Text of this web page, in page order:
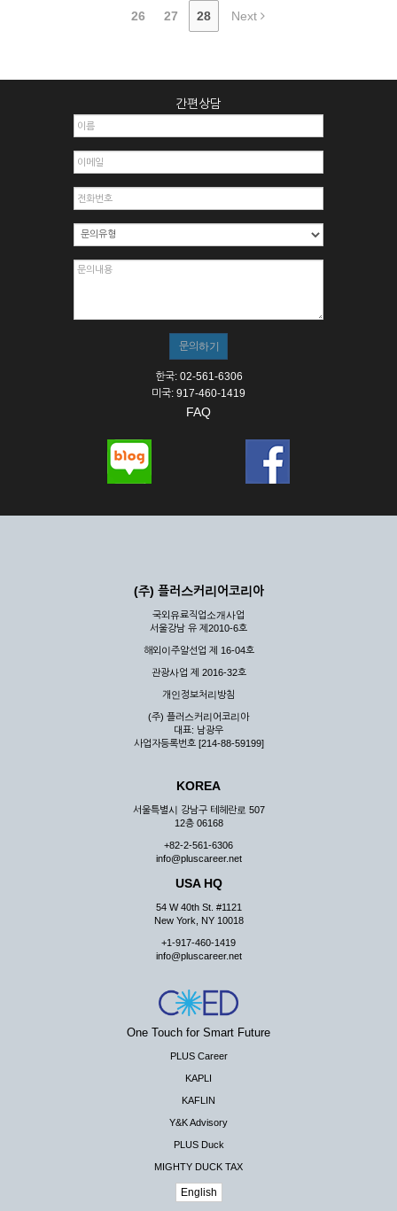
26 27 28 Next
간편상담
한국: 02-561-6306
미국: 917-460-1419
FAQ
(주) 플러스커리어코리아
국외유료직업소개사업
서울강남 유 제2010-6호
해외이주알선업 제 16-04호
관광사업 제 2016-32호
개인정보처리방침
(주) 플러스커리어코리아
대표: 남광우
사업자등록번호 [214-88-59199]
KOREA
서울특별시 강남구 테헤란로 507
12층 06168
+82-2-561-6306
info@pluscareer.net
USA HQ
54 W 40th St. #1121
New York, NY 10018
+1-917-460-1419
info@pluscareer.net
One Touch for Smart Future
PLUS Career
KAPLI
KAFLIN
Y&K Advisory
PLUS Duck
MIGHTY DUCK TAX
English